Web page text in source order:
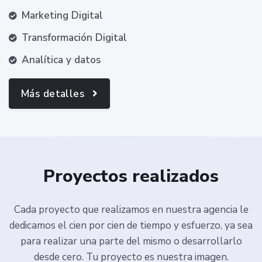
Marketing Digital
Transformación Digital
Analítica y datos
Más detalles
Proyectos realizados
Cada proyecto que realizamos en nuestra agencia le
dedicamos el cien por cien de tiempo y esfuerzo, ya sea
para realizar una parte del mismo o desarrollarlo
desde cero. Tu proyecto es nuestra imagen.